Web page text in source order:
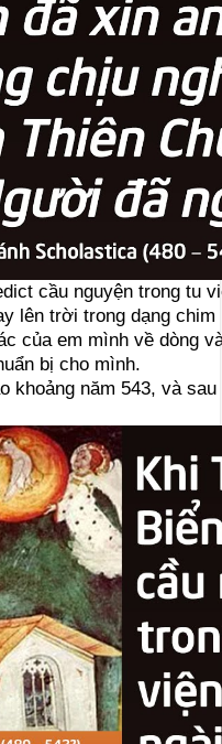
cầu nguyện trong tu
lên trời trong dạng chim
của em mình về dòng
bị cho mình.
khoảng năm 543, và sau